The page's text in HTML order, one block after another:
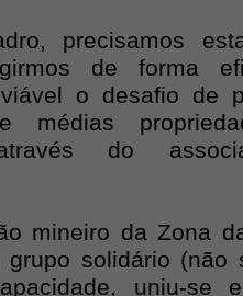
precisamos
de forma
o desafio de
médias
através do
mineiro da Zona
grupo solidário (não
uniu-se